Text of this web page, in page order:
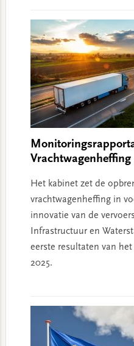
Vrachtwagenheffing
Het kabinet zet de
vrachtwagenheffing in
innovatie van de
Infrastructuur en
eerste resultaten van
2025.